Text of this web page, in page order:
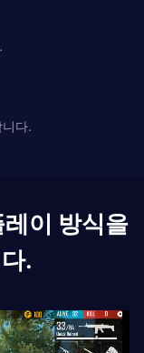
다.
이 방식을
.